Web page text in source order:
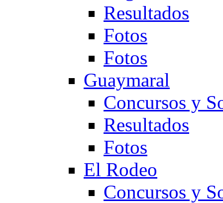
Resultados
Fotos
Fotos
Guaymaral
Concursos y
Resultados
Fotos
El Rodeo
Concursos y